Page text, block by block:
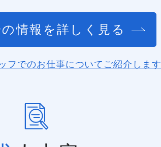
情報を詳しく見る
フでのお仕事についてご紹介します